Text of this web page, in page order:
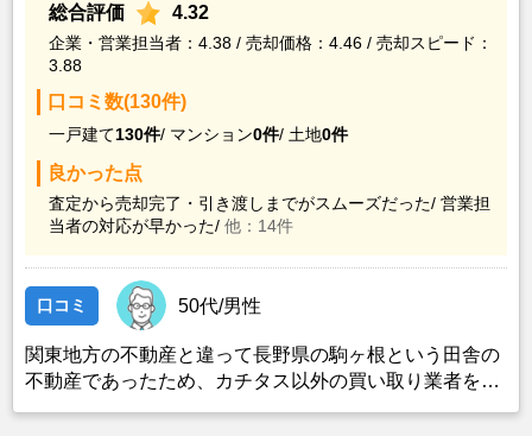
総合評価
4.32
企業・営業担当者：4.38 / 売却価格：4.46 / 売却スピード：
3.88
口コミ数(130件)
一戸建て130件/ マンション0件/ 土地0件
良かった点
査定から売却完了・引き渡しまでがスムーズだった/ 営業担
当者の対応が早かった/ 他：14件
口コミ 50代/男性
関東地方の不動産と違って長野県の駒ヶ根という田舎の
不動産であったため、カチタス以外の買い取り業者をみ